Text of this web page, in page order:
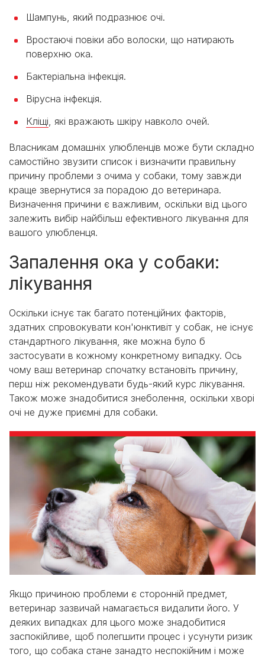
Шампунь, який подразнює очі.
Вростаючі повіки або волоски, що натирають
поверхню ока.
Бактеріальна інфекція.
Вірусна інфекція.
Кліщі , які вражають шкіру навколо очей.
Власникам домашніх улюбленців може бути складно
самостійно звузити список і визначити правильну
причину проблеми з очима у собаки, тому завжди
краще звернутися за порадою до ветеринара.
Визначення причини є важливим, оскільки від цього
залежить вибір найбільш ефективного лікування для
вашого улюбленця.
Запалення ока у собаки:
лікування
Оскільки існує так багато потенційних факторів,
здатних спровокувати кон'юнктивіт у собак, не існує
стандартного лікування, яке можна було б
застосувати в кожному конкретному випадку. Ось
чому ваш ветеринар спочатку встановіть причину,
перш ніж рекомендувати будь-який курс лікування.
Також може знадобитися знеболення, оскільки хворі
очі не дуже приємні для собаки.
Якщо причиною проблеми є сторонній предмет,
ветеринар зазвичай намагається видалити його. У
деяких випадках для цього може знадобитися
заспокійливе, щоб полегшити процес і усунути ризик
того, що собака стане занадто неспокійним і може